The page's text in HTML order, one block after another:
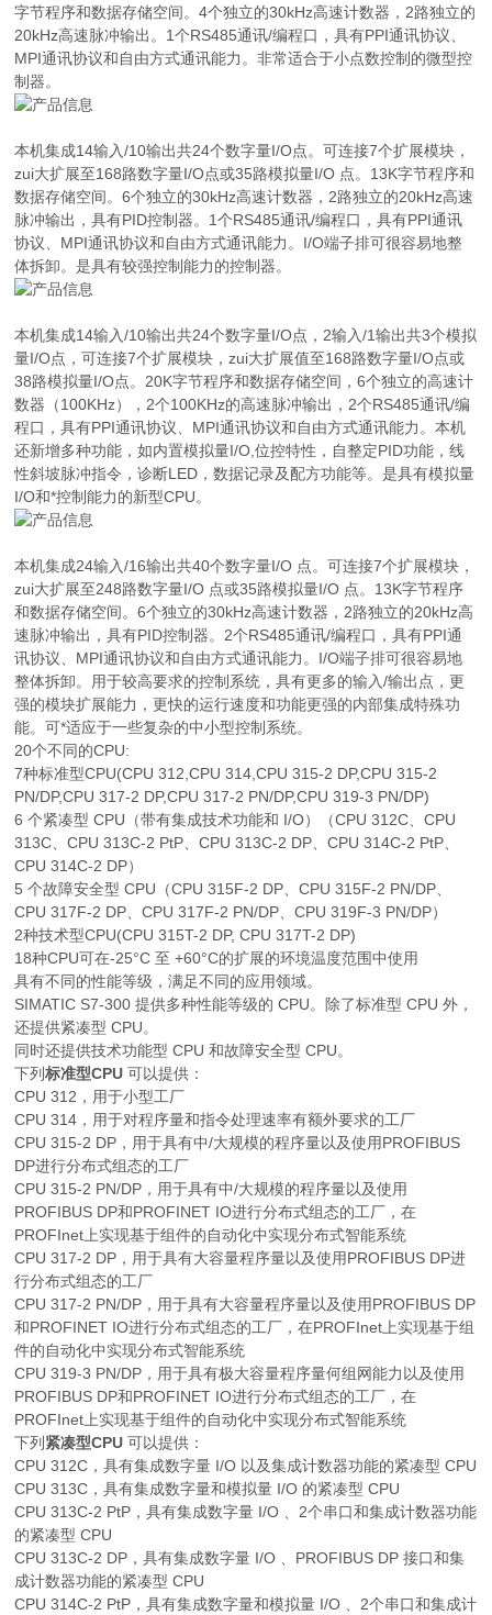
字节程序和数据存储空间。4个独立的30kHz高速计数器，2路独立的
20kHz高速脉冲输出。1个RS485通讯/编程口，具有PPI通讯协议、
MPI通讯协议和自由方式通讯能力。非常适合于小点数控制的微型控
制器。
本机集成14输入/10输出共24个数字量I/O点。可连接7个扩展模块，
zui大扩展至168路数字量I/O点或35路模拟量I/O 点。13K字节程序和
数据存储空间。6个独立的30kHz高速计数器，2路独立的20kHz高速
脉冲输出，具有PID控制器。1个RS485通讯/编程口，具有PPI通讯
协议、MPI通讯协议和自由方式通讯能力。I/O端子排可很容易地整
体拆卸。是具有较强控制能力的控制器。
本机集成14输入/10输出共24个数字量I/O点，2输入/1输出共3个模拟
量I/O点，可连接7个扩展模块，zui大扩展值至168路数字量I/O点或
38路模拟量I/O点。20K字节程序和数据存储空间，6个独立的高速计
数器（100KHz），2个100KHz的高速脉冲输出，2个RS485通讯/编
程口，具有PPI通讯协议、MPI通讯协议和自由方式通讯能力。本机
还新增多种功能，如内置模拟量I/O,位控特性，自整定PID功能，线
性斜坡脉冲指令，诊断LED，数据记录及配方功能等。是具有模拟量
I/O和*控制能力的新型CPU。
本机集成24输入/16输出共40个数字量I/O 点。可连接7个扩展模块，
zui大扩展至248路数字量I/O 点或35路模拟量I/O 点。13K字节程序
和数据存储空间。6个独立的30kHz高速计数器，2路独立的20kHz高
速脉冲输出，具有PID控制器。2个RS485通讯/编程口，具有PPI通
讯协议、MPI通讯协议和自由方式通讯能力。I/O端子排可很容易地
整体拆卸。用于较高要求的控制系统，具有更多的输入/输出点，更
强的模块扩展能力，更快的运行速度和功能更强的内部集成特殊功
能。可*适应于一些复杂的中小型控制系统。
20个不同的CPU:
7种标准型CPU(CPU 312,CPU 314,CPU 315-2 DP,CPU 315-2
PN/DP,CPU 317-2 DP,CPU 317-2 PN/DP,CPU 319-3 PN/DP)
6 个紧凑型 CPU（带有集成技术功能和 I/O）（CPU 312C、CPU
313C、CPU 313C-2 PtP、CPU 313C-2 DP、CPU 314C-2 PtP、
CPU 314C-2 DP）
5 个故障安全型 CPU（CPU 315F-2 DP、CPU 315F-2 PN/DP、
CPU 317F-2 DP、CPU 317F-2 PN/DP、CPU 319F-3 PN/DP）
2种技术型CPU(CPU 315T-2 DP, CPU 317T-2 DP)
18种CPU可在-25°C 至 +60°C的扩展的环境温度范围中使用
具有不同的性能等级，满足不同的应用领域。
SIMATIC S7-300 提供多种性能等级的 CPU。除了标准型 CPU 外，
还提供紧凑型 CPU。
同时还提供技术功能型 CPU 和故障安全型 CPU。
下列标准型CPU 可以提供：
CPU 312，用于小型工厂
CPU 314，用于对程序量和指令处理速率有额外要求的工厂
CPU 315-2 DP，用于具有中/大规模的程序量以及使用PROFIBUS
DP进行分布式组态的工厂
CPU 315-2 PN/DP，用于具有中/大规模的程序量以及使用
PROFIBUS DP和PROFINET IO进行分布式组态的工厂，在
PROFInet上实现基于组件的自动化中实现分布式智能系统
CPU 317-2 DP，用于具有大容量程序量以及使用PROFIBUS DP进
行分布式组态的工厂
CPU 317-2 PN/DP，用于具有大容量程序量以及使用PROFIBUS DP
和PROFINET IO进行分布式组态的工厂，在PROFInet上实现基于组
件的自动化中实现分布式智能系统
CPU 319-3 PN/DP，用于具有极大容量程序量何组网能力以及使用
PROFIBUS DP和PROFINET IO进行分布式组态的工厂，在
PROFInet上实现基于组件的自动化中实现分布式智能系统
下列 紧凑型CPU 可以提供：
CPU 312C，具有集成数字量 I/O 以及集成计数器功能的紧凑型 CPU
CPU 313C，具有集成数字量和模拟量 I/O 的紧凑型 CPU
CPU 313C-2 PtP，具有集成数字量 I/O 、2个串口和集成计数器功能
的紧凑型 CPU
CPU 313C-2 DP，具有集成数字量 I/O 、PROFIBUS DP 接口和集
成计数器功能的紧凑型 CPU
CPU 314C-2 PtP，具有集成数字量和模拟量 I/O 、2个串口和集成计